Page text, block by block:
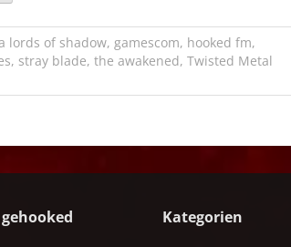
lords of shadow, gamescom, hooked fm,
, stray blade, the awakened, Twisted Metal
Kategorien